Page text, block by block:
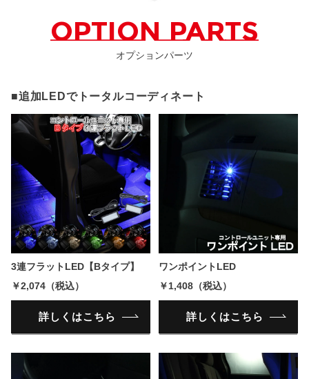
OPTION PARTS
オプションパーツ
■追加LEDでトータルコーディネート
3連フラットLED【Bタイプ】
￥2,074（税込）
詳しくはこちら
ワンポイントLED
￥1,408（税込）
詳しくはこちら